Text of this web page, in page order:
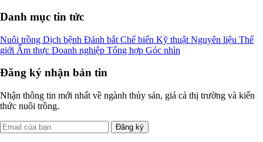
Danh mục tin tức
Nuôi trồng Dịch bệnh Đánh bắt Chế biến Kỹ thuật Nguyên liệu Thế
giới Ẩm thực Doanh nghiệp Tổng hợp Góc nhìn
Đăng ký nhận bản tin
Nhận thông tin mới nhất về ngành thủy sản, giá cả thị trường và kiến
thức nuôi trồng.
Đăng ký